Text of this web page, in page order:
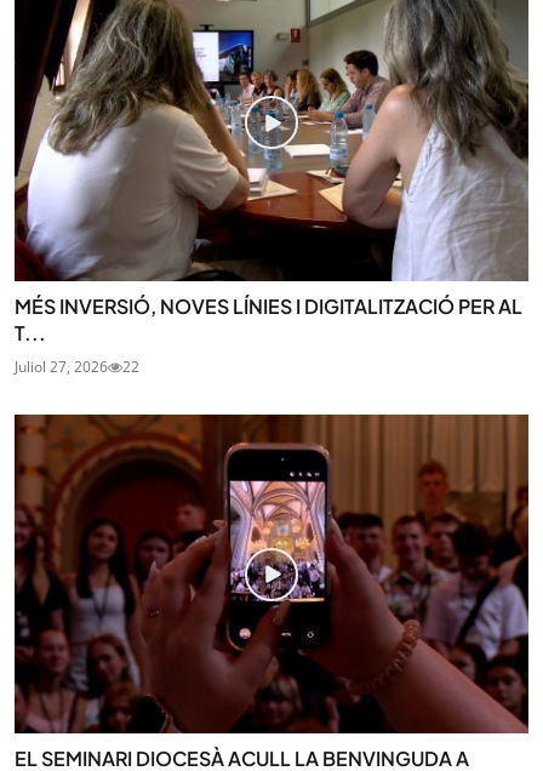
MÉS INVERSIÓ, NOVES LÍNIES I DIGITALITZACIÓ PER AL
T...
Juliol 27, 2026 22
EL SEMINARI DIOCESÀ ACULL LA BENVINGUDA A